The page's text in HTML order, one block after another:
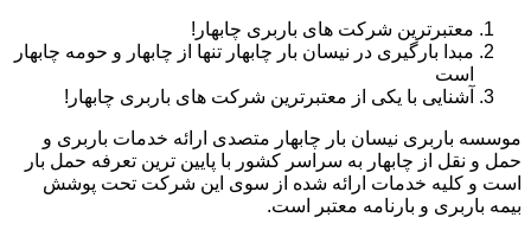
معتبرترین شرکت های باربری چابهار!
مبدا بارگیری در نیسان بار چابهار تنها از چابهار و حومه چابهار
است
آشنایی با یکی از معتبرترین شرکت های باربری چابهار!
موسسه باربری نیسان بار چابهار متصدی ارائه خدمات باربری و
حمل و نقل از چابهار به سراسر کشور با پایین ترین تعرفه حمل بار
است و کلیه خدمات ارائه شده از سوی این شرکت تحت پوشش
بیمه باربری و بارنامه معتبر است.